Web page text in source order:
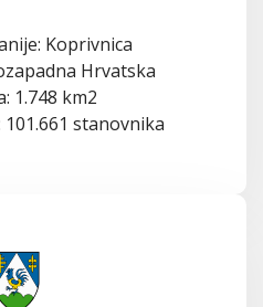
Koprivnica
Hrvatska
1.748 km2
stanovnika